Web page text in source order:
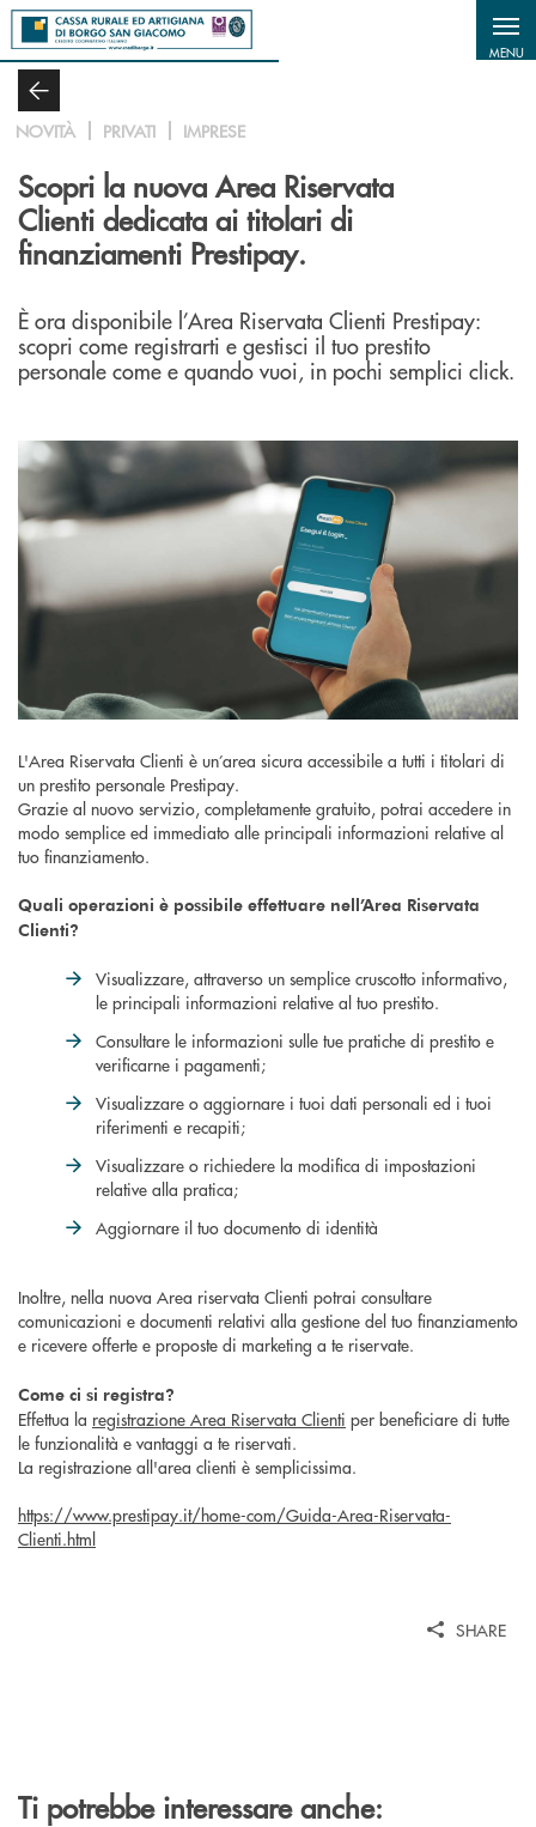
Salta al contenuto principale
MENU
NOVITÀ PRIVATI IMPRESE
Scopri la nuova Area Riservata
Clienti dedicata ai titolari di
finanziamenti Prestipay.
È ora disponibile l’Area Riservata Clienti Prestipay:
scopri come registrarti e gestisci il tuo prestito
personale come e quando vuoi, in pochi semplici click.
L'Area Riservata Clienti è un’area sicura accessibile a tutti i titolari di
un prestito personale Prestipay.
Grazie al nuovo servizio, completamente gratuito, potrai accedere in
modo semplice ed immediato alle principali informazioni relative al
tuo finanziamento.
Quali operazioni è possibile effettuare nell’Area Riservata
Clienti?
Visualizzare, attraverso un semplice cruscotto informativo,
le principali informazioni relative al tuo prestito.
Consultare le informazioni sulle tue pratiche di prestito e
verificarne i pagamenti;
Visualizzare o aggiornare i tuoi dati personali ed i tuoi
riferimenti e recapiti;
Visualizzare o richiedere la modifica di impostazioni
relative alla pratica;
Aggiornare il tuo documento di identità
Inoltre, nella nuova Area riservata Clienti potrai consultare
comunicazioni e documenti relativi alla gestione del tuo finanziamento
e ricevere offerte e proposte di marketing a te riservate.
Come ci si registra?
Effettua la registrazione Area Riservata Clienti per beneficiare di tutte
le funzionalità e vantaggi a te riservati.
La registrazione all'area clienti è semplicissima.
https://www.prestipay.it/home-com/Guida-Area-Riservata-
Clienti.html
SHARE
Ti potrebbe interessare anche: